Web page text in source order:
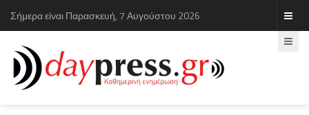
Σήμερα είναι Παρασκευή, 7 Αυγούστου 2026